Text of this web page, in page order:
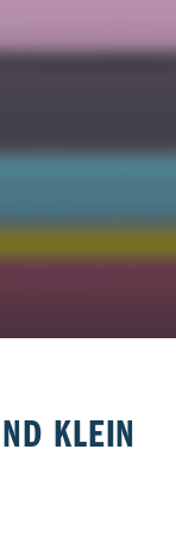
KLEIN